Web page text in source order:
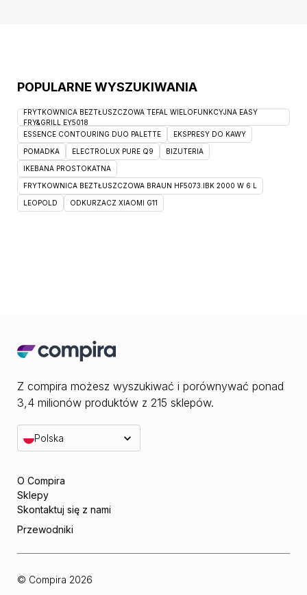
POPULARNE WYSZUKIWANIA
FRYTKOWNICA BEZTŁUSZCZOWA TEFAL WIELOFUNKCYJNA EASY
FRY&GRILL EY5018
ESSENCE CONTOURING DUO PALETTE
EKSPRESY DO KAWY
POMADKA ELECTROLUX PURE Q9 BIZUTERIA
IKEBANA PROSTOKATNA
FRYTKOWNICA BEZTŁUSZCZOWA BRAUN HF5073.IBK 2000 W 6 L
LEOPOLD ODKURZACZ XIAOMI G11
Z compira możesz wyszukiwać i porównywać ponad
3,4 milionów produktów z 215 sklepów.
Polska
O Compira
Sklepy
Skontaktuj się z nami
Przewodniki
© Compira 2026